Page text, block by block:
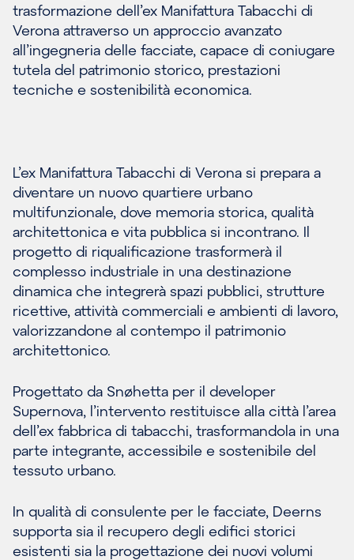
trasformazione dell’ex Manifattura Tabacchi di
Verona attraverso un approccio avanzato
all’ingegneria delle facciate, capace di coniugare
tutela del patrimonio storico, prestazioni
tecniche e sostenibilità economica.
L’ex Manifattura Tabacchi di Verona si prepara a
diventare un nuovo quartiere urbano
multifunzionale, dove memoria storica, qualità
architettonica e vita pubblica si incontrano. Il
progetto di riqualificazione trasformerà il
complesso industriale in una destinazione
dinamica che integrerà spazi pubblici, strutture
ricettive, attività commerciali e ambienti di lavoro,
valorizzandone al contempo il patrimonio
architettonico.
Progettato da Snøhetta per il developer
Supernova, l’intervento restituisce alla città l’area
dell’ex fabbrica di tabacchi, trasformandola in una
parte integrante, accessibile e sostenibile del
tessuto urbano.
In qualità di consulente per le facciate, Deerns
supporta sia il recupero degli edifici storici
esistenti sia la progettazione dei nuovi volumi